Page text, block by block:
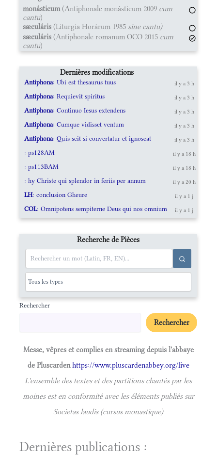
monásticum(Antiphonale monásticum 2009 cum
cantu)
sæculáris (Liturgia Horárum 1985 sine cantu)
sæculáris (Antiphonale romanum OCO 2015 cum
cantu)
Dernières modifications
Antiphona: Ubi est thesaurus tuus il y a 3 h
Antiphona: Requievit spiritus il y a 3 h
Antiphona: Continuo Iesus extendens il y a 3 h
Antiphona: Cumque vidisset ventum il y a 3 h
Antiphona: Quis scit si convertatur et ignoscat il y a 3 h
: ps128AM il y a 18 h
: ps113BAM il y a 18 h
: hy Christe qui splendor in feriis per annum il y a 20 h
LH: conclusion Gheure il y a 1 j
COL: Omnipotens sempiterne Deus qui nos omnium il y a 1 j
Recherche de Pièces
Rechercher
Rechercher
Messe, vêpres et complies en streaming depuis l'abbaye
de Pluscardenhttps://www.pluscardenabbey.org/live
L'ensemble des textes et des partitions chantés par les
moines est en conformité avec les éléments publiés sur
Societas laudis (cursus monastique)
Dernières publications :